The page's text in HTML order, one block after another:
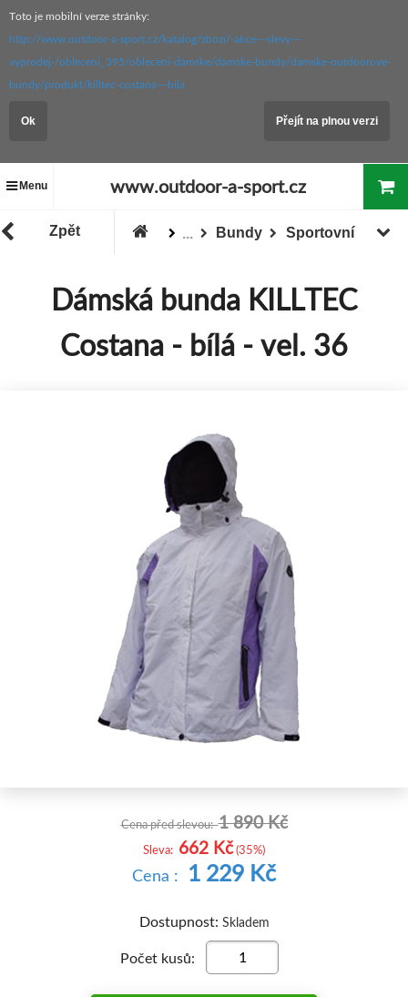
Toto je mobilní verze stránky:
http://www.outdoor-a-sport.cz/katalog/zbozi/-akce---slevy---
vyprodej-/obleceni_395/obleceni-damske/damske-bundy/damske-outdoorove-
bundy/produkt/killtec-costana---bila
Ok Přejít na plnou verzi
Menu www.outdoor-a-sport.cz
Zpět ... Sportovní
Bundy
Dámská bunda KILLTEC
Costana - bílá - vel. 36
Cena před slevou:1 890 Kč
Sleva: 662 Kč(35%)
Cena : 1 229 Kč
Dostupnost: Skladem
Počet kusů: